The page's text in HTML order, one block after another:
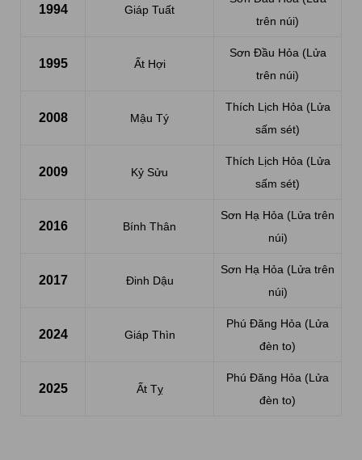
1994 Giáp Tuất
trên núi)
1995 Ất Hợi
Sơn Đầu Hỏa (Lửa
trên núi)
2008 Mậu Tý
Thích Lịch Hỏa (Lửa
sấm sét)
2009 Kỷ Sửu
Thích Lịch Hỏa (Lửa
sấm sét)
2016 Bính Thân
Sơn Hạ Hỏa (Lửa trên
núi)
2017 Đinh Dậu
Sơn Hạ Hỏa (Lửa trên
núi)
2024 Giáp Thìn
Phú Đăng Hỏa (Lửa
đèn to)
2025 Ất Tỵ
Phú Đăng Hỏa (Lửa
đèn to)